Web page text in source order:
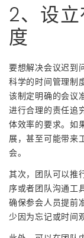
2、设
度
要想解决会议迟到
科学的时间管理制
该制定明确的会议
进行合理的责任追
体效率的要求。如
展，甚至可能带来
会。
其次，团队可以推
序或者团队沟通工
确保参会人员提前
少因为忘记或时间